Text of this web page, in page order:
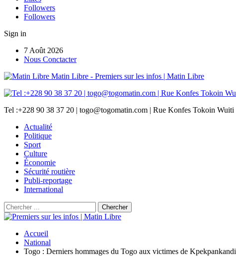
Followers
Followers
Sign in
7 Août 2026
Nous Conctacter
Matin Libre - Premiers sur les infos | Matin Libre
Tel :+228 90 38 37 20 | togo@togomatin.com | Rue Konfes Tokoin Wuiti
Actualité
Politique
Sport
Culture
Économie
Sécurité routière
Publi-reportage
International
Accueil
National
Togo : Derniers hommages du Togo aux victimes de Kpekpankandi